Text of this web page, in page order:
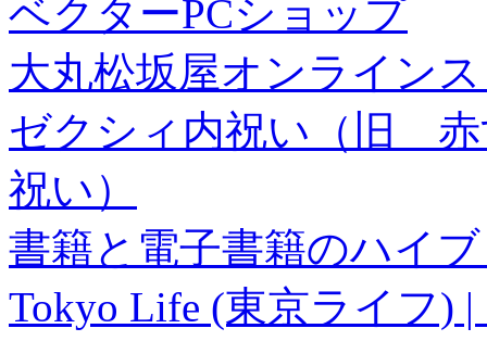
ベクターPCショップ
大丸松坂屋オンライン
ゼクシィ内祝い（旧 赤
祝い）
書籍と電子書籍のハイ
Tokyo Life (東京ライフ)